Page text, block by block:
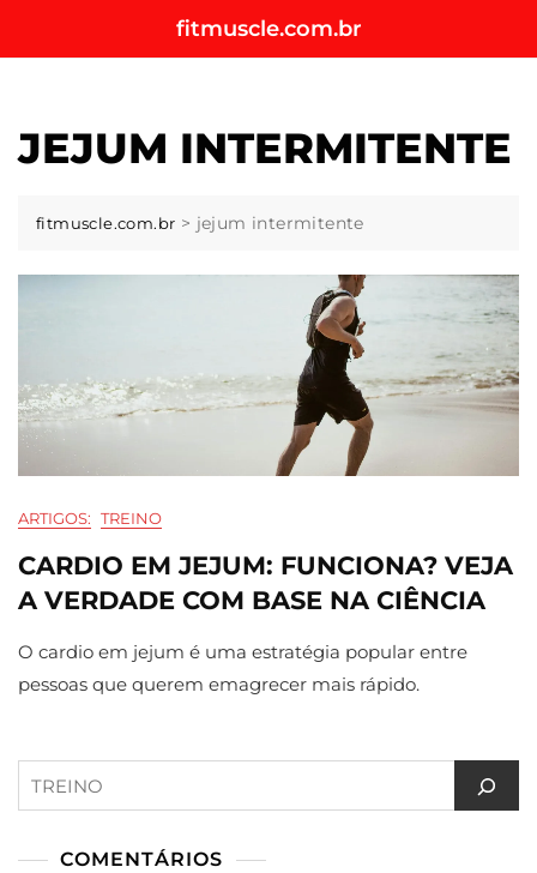
content
fitmuscle.com.br
JEJUM INTERMITENTE
fitmuscle.com.br > jejum intermitente
ARTIGOS: TREINO
CARDIO EM JEJUM: FUNCIONA? VEJA
A VERDADE COM BASE NA CIÊNCIA
O cardio em jejum é uma estratégia popular entre
pessoas que querem emagrecer mais rápido.
COMENTÁRIOS